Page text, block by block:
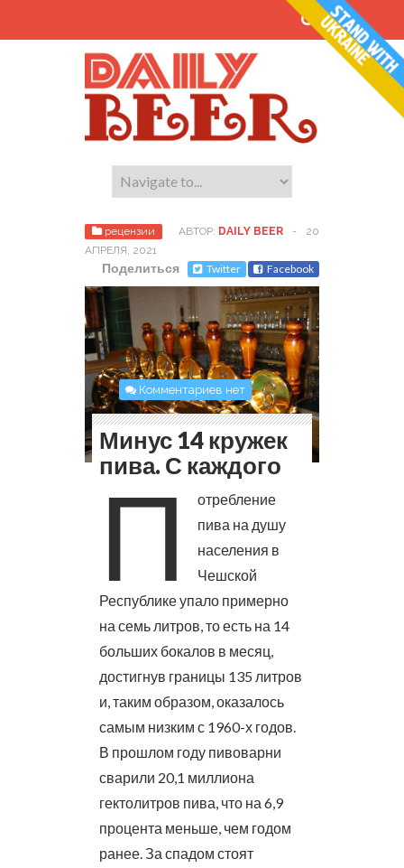
рецензии АВТОР: DAILY BEER -
20
АПРЕЛЯ, 2021
Поделиться Twitter Facebook
Комментариев нет
Минус 14 кружек
пива. С каждого
П
отребление
пива на душу
населения в
Чешской
Республике упало примерно
на семь литров, то есть на 14
больших бокалов в месяц,
достигнув границы 135 литров
и, таким образом, оказалось
самым низким с 1960-х годов.
В прошлом году пивоварни
сварили 20,1 миллиона
гектолитров пива, что на 6,9
процента меньше, чем годом
ранее. За спадом стоят